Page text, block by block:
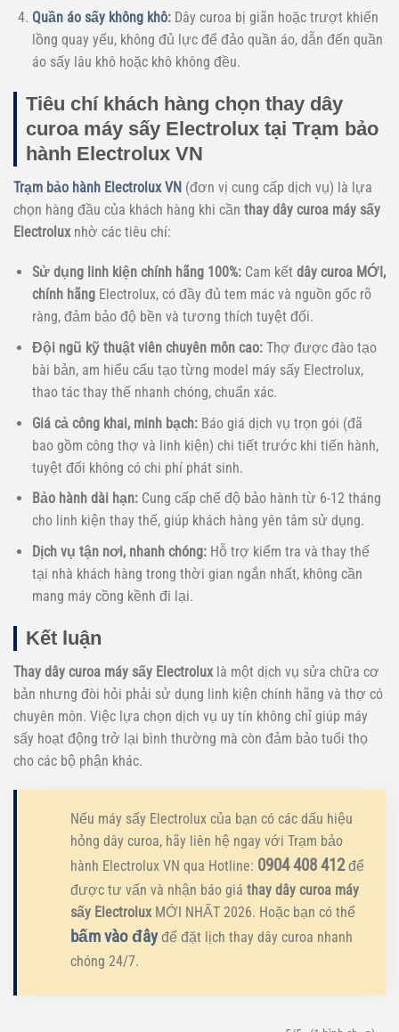
Quần áo sấy không khô:Dây curoa bị giãn hoặc trượt khiến
lồng quay yếu, không đủ lực để đảo quần áo, dẫn đến quần
áo sấy lâu khô hoặc khô không đều.
Tiêu chí khách hàng chọn thay dây
curoa máy sấy Electrolux tại Trạm bảo
hành Electrolux VN
Trạm bảo hành Electrolux VN (đơn vị cung cấp dịch vụ) là lựa
chọn hàng đầu của khách hàng khi cần thay dây curoa máy sấy
Electrolux nhờ các tiêu chí:
Sử dụng linh kiện chính hãng 100%:Cam kết dây curoa MỚI,
chính hãngElectrolux, có đầy đủ tem mác và nguồn gốc rõ
ràng, đảm bảo độ bền và tương thích tuyệt đối.
Đội ngũ kỹ thuật viên chuyên môn cao:Thợ được đào tạo
bài bản, am hiểu cấu tạo từng model máy sấy Electrolux,
thao tác thay thế nhanh chóng, chuẩn xác.
Giá cả công khai, minh bạch:Báo giá dịch vụ trọn gói (đã
bao gồm công thợ và linh kiện) chi tiết trước khi tiến hành,
tuyệt đối không có chi phí phát sinh.
Bảo hành dài hạn:Cung cấp chế độ bảo hành từ 6-12 tháng
cho linh kiện thay thế, giúp khách hàng yên tâm sử dụng.
Dịch vụ tận nơi, nhanh chóng:Hỗ trợ kiểm tra và thay thế
tại nhà khách hàng trong thời gian ngắn nhất, không cần
mang máy cồng kềnh đi lại.
Kết luận
Thay dây curoa máy sấy Electrolux là một dịch vụ sửa chữa cơ
bản nhưng đòi hỏi phải sử dụng linh kiện chính hãng và thợ có
chuyên môn. Việc lựa chọn dịch vụ uy tín không chỉ giúp máy
sấy hoạt động trở lại bình thường mà còn đảm bảo tuổi thọ
cho các bộ phận khác.
Nếu máy sấy Electrolux của bạn có các dấu hiệu
hỏng dây curoa, hãy liên hệ ngay với Trạm bảo
hành Electrolux VN qua Hotline: 0904 408 412để
được tư vấn và nhận báo giá thay dây curoa máy
sấy ElectroluxMỚI NHẤT 2026. Hoặc bạn có thể
bấm vào đâyđể đặt lịch thay dây curoa nhanh
chóng 24/7.